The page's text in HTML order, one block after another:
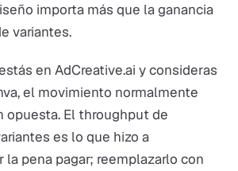
importa más que la ganancia
variantes.
en AdCreative.ai y consideras
el movimiento normalmente
opuesta. El throughput de
es lo que hizo a
la pena pagar; reemplazarlo con